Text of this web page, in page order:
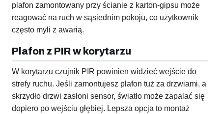
plafon zamontowany przy ścianie z karton-gipsu może
reagować na ruch w sąsiednim pokoju, co użytkownik
często myli z awarią.
Plafon z PIR w korytarzu
W korytarzu czujnik PIR powinien widzieć wejście do
strefy ruchu. Jeśli zamontujesz plafon tuż za drzwiami, a
skrzydło drzwi zasłoni sensor, światło może zapalać się
dopiero po wejściu głębiej. Lepsza opcja to montaż